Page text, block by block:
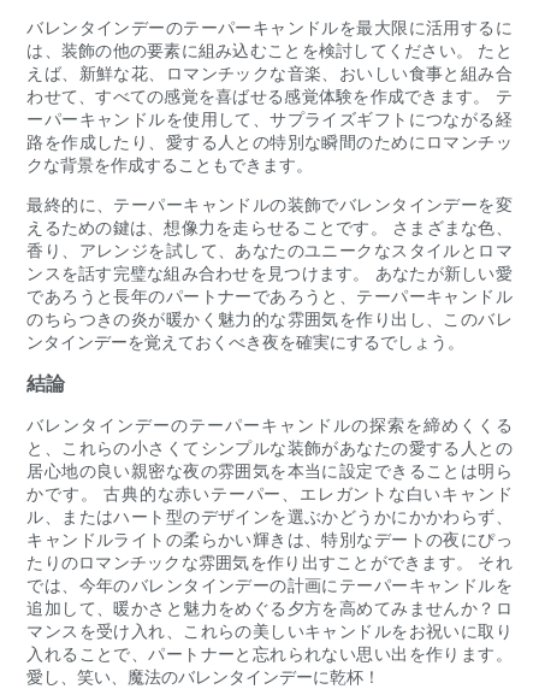
バレンタインデーのテーパーキャンドルを最大限に活用するに
は、装飾の他の要素に組み込むことを検討してください。 たと
えば、新鮮な花、ロマンチックな音楽、おいしい食事と組み合
わせて、すべての感覚を喜ばせる感覚体験を作成できます。 テ
ーパーキャンドルを使用して、サプライズギフトにつながる経
路を作成したり、愛する人との特別な瞬間のためにロマンチッ
クな背景を作成することもできます。
最終的に、テーパーキャンドルの装飾でバレンタインデーを変
えるための鍵は、想像力を走らせることです。 さまざまな色、
香り、アレンジを試して、あなたのユニークなスタイルとロマ
ンスを話す完璧な組み合わせを見つけます。 あなたが新しい愛
であろうと長年のパートナーであろうと、テーパーキャンドル
のちらつきの炎が暖かく魅力的な雰囲気を作り出し、このバレ
ンタインデーを覚えておくべき夜を確実にするでしょう。
結論
バレンタインデーのテーパーキャンドルの探索を締めくくる
と、これらの小さくてシンプルな装飾があなたの愛する人との
居心地の良い親密な夜の雰囲気を本当に設定できることは明ら
かです。 古典的な赤いテーパー、エレガントな白いキャンド
ル、またはハート型のデザインを選ぶかどうかにかかわらず、
キャンドルライトの柔らかい輝きは、特別なデートの夜にぴっ
たりのロマンチックな雰囲気を作り出すことができます。 それ
では、今年のバレンタインデーの計画にテーパーキャンドルを
追加して、暖かさと魅力をめぐる夕方を高めてみませんか？ロ
マンスを受け入れ、これらの美しいキャンドルをお祝いに取り
入れることで、パートナーと忘れられない思い出を作ります。
愛し、笑い、魔法のバレンタインデーに乾杯！